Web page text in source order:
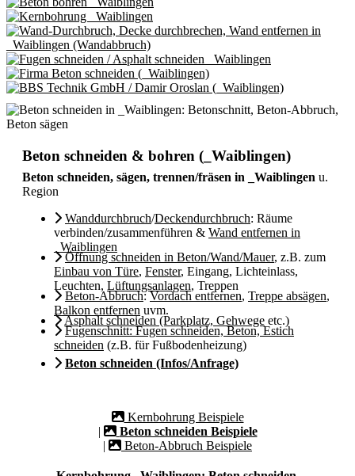
Beton schneiden & bohren (_Waiblingen)
Beton schneiden, sägen, trennen/fräsen in _Waiblingen u.
Region
Wanddurchbruch/Deckendurchbruch: Räume
verbinden/zusammenführen & Wand entfernen in
_Waiblingen
Öffnung schneiden in Beton/Wand/Mauer, z.B. zum
Einbau von Türe, Fenster, Eingang, Lichteinlass,
Leuchten, Lüftungsanlagen, Treppen
Beton-Abbruch:Vordach entfernen, Treppe absägen,
Balkon entfernen uvm.
Asphalt schneiden (Parkplatz, Gehwege etc.)
Fugenschnitt: Fugen schneiden, Beton, Estich
schneiden (z.B. für Fußbodenheizung)
Beton schneiden (Infos/Anfrage)
Kernbohrung Beispiele
|
Beton schneiden Beispiele
|
Beton-Abbruch Beispiele